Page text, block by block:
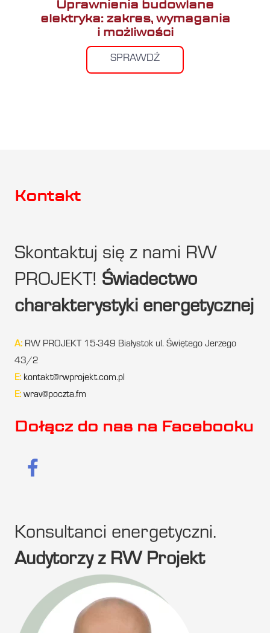
Uprawnienia budowlane
elektryka: zakres, wymagania
i możliwości
SPRAWDŹ
Kontakt
Skontaktuj się z nami RW
PROJEKT! Świadectwo
charakterystyki energetycznej
A: RW PROJEKT 15-349 Białystok ul. Świętego Jerzego
43/2
E: kontakt@rwprojekt.com.pl
E: wrav@poczta.fm
Dołącz do nas na Facebooku
Konsultanci energetyczni.
Audytorzy z RW Projekt